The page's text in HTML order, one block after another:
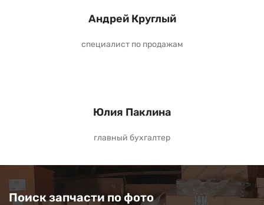
Андрей Круглый
специалист по продажам
Юлия Паклина
главный бухгалтер
Поиск запчасти по фото